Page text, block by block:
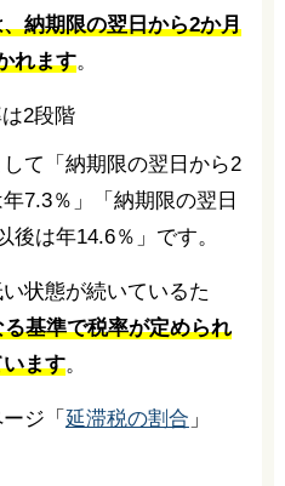
納期限の翌日から2か月
れます。
て「納期限の翌日から2
7.3％」「納期限の翌日
後は年14.6％」です。
状態が続いているた
基準で税率が定められ
ます。
ジ「 延滞税の割合 」